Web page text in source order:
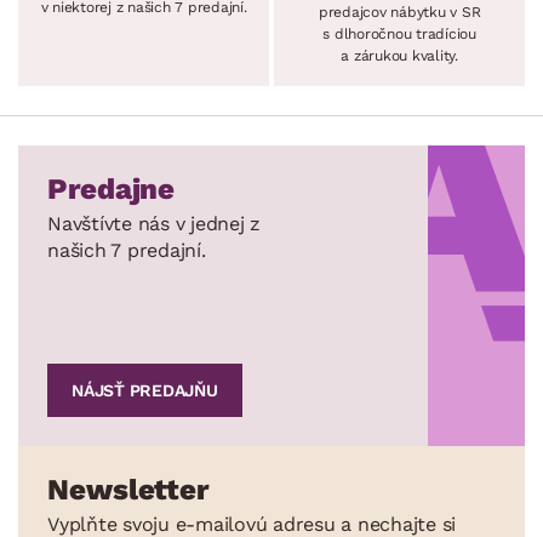
v niektorej z našich 7 predajní.
predajcov nábytku v SR
s dlhoročnou tradíciou
a zárukou kvality.
Predajne
Navštívte nás v jednej z
našich 7 predajní.
NÁJSŤ PREDAJŇU
Newsletter
Vyplňte svoju e-mailovú adresu a nechajte si